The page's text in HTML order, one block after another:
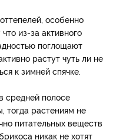
особенно
из-за активного
поглощают
растут чуть ли не
к зимней спячке.
средней полосе
тогда растениям не
питательных веществ
никак не хотят